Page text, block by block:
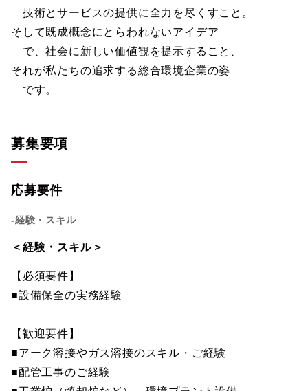
技術とサービスの提供に全力を尽くすこと。
そして既成概念にとらわれないアイデア
で、社会に新しい価値観を提示すること、
それが私たちの追求する総合環境企業の姿
です。
募集要項
応募要件
-経験・スキル
＜経験・スキル＞
【必須要件】
■設備保全の実務経験
【歓迎要件】
■アーク溶接やガス溶接のスキル・ご経験
■配管工事のご経験